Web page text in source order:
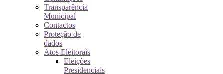
Transparência
Municipal
Contactos
Proteção de
dados
Atos Eleitorais
Eleições
Presidenciais